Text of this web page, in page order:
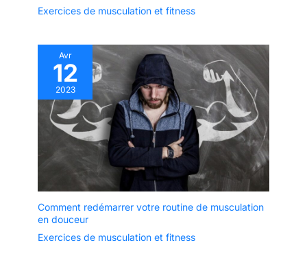
Exercices de musculation et fitness
Avr
12
2023
Comment redémarrer votre routine de musculation
en douceur
Exercices de musculation et fitness